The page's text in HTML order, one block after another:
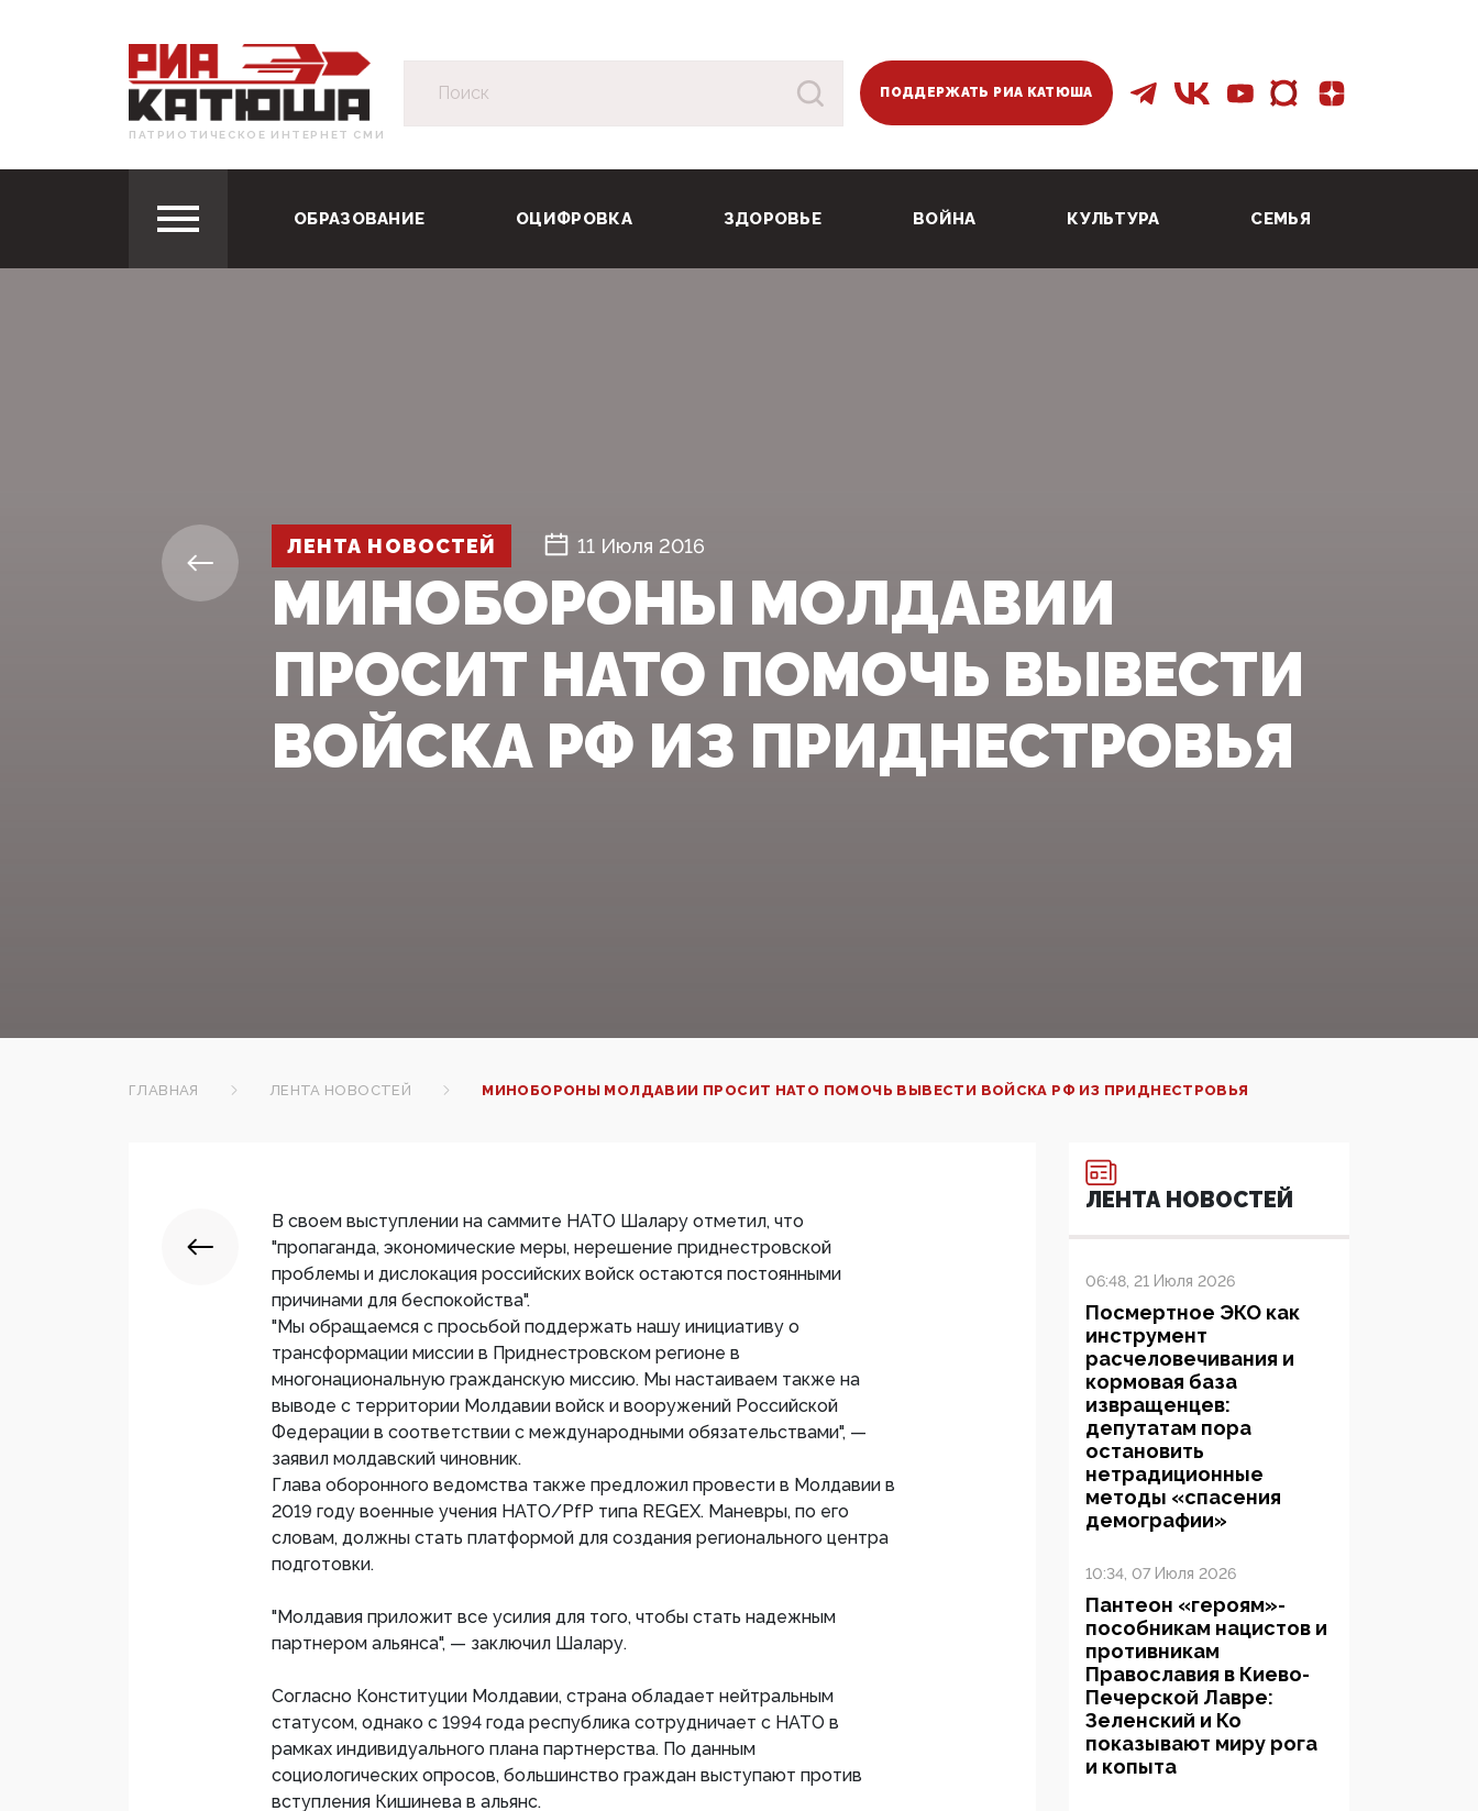
ПАТРИОТИЧЕСКОЕ ИНТЕРНЕТ СМИ
ПОДДЕРЖАТЬ РИА КАТЮША
ОБРАЗОВАНИЕ ОЦИФРОВКА ЗДОРОВЬЕ ВОЙНА КУЛЬТУРА СЕМЬЯ
ЛЕНТА НОВОСТЕЙ 11 Июля 2016
МИНОБОРОНЫ МОЛДАВИИ
ПРОСИТ НАТО ПОМОЧЬ ВЫВЕСТИ
ВОЙСКА РФ ИЗ ПРИДНЕСТРОВЬЯ
ГЛАВНАЯ ЛЕНТА НОВОСТЕЙ МИНОБОРОНЫ МОЛДАВИИ ПРОСИТ НАТО ПОМОЧЬ ВЫВЕСТИ ВОЙСКА РФ ИЗ ПРИДНЕСТРОВЬЯ
В своем выступлении на саммите НАТО Шалару отметил, что
"пропаганда, экономические меры, нерешение приднестровской
проблемы и дислокация российских войск остаются постоянными
причинами для беспокойства".
"Мы обращаемся с просьбой поддержать нашу инициативу о
трансформации миссии в Приднестровском регионе в
многонациональную гражданскую миссию. Мы настаиваем также на
выводе с территории Молдавии войск и вооружений Российской
Федерации в соответствии с международными обязательствами", —
заявил молдавский чиновник.
Глава оборонного ведомства также предложил провести в Молдавии в
2019 году военные учения НАТО/PfP типа REGEX. Маневры, по его
словам, должны стать платформой для создания регионального центра
подготовки.
"Молдавия приложит все усилия для того, чтобы стать надежным
партнером альянса", — заключил Шалару.
Согласно Конституции Молдавии, страна обладает нейтральным
статусом, однако с 1994 года республика сотрудничает с НАТО в
рамках индивидуального плана партнерства. По данным
социологических опросов, большинство граждан выступают против
вступления Кишинева в альянс.
ЛЕНТА НОВОСТЕЙ
06:48, 21 Июля 2026
Посмертное ЭКО как
инструмент
расчеловечивания и
кормовая база
извращенцев:
депутатам пора
остановить
нетрадиционные
методы «спасения
демографии»
10:34, 07 Июля 2026
Пантеон «героям»-
пособникам нацистов и
противникам
Православия в Киево-
Печерской Лавре:
Зеленский и Ко
показывают миру рога
и копыта